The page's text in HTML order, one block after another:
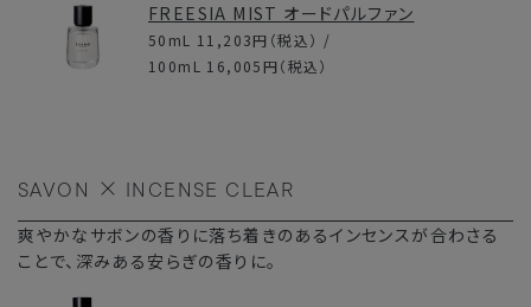
FREESIA MIST オードパルファン
50mL 11,203円 （税込） /
100mL 16,005円（税込）
SAVON INCENSE CLEAR
爽やかなサボンの香りに落ち着きのあるインセンスが合わさる
ことで、深みある安らぎの香りに。